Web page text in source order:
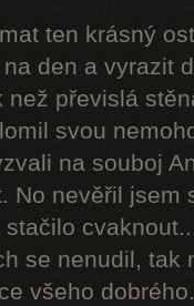
ten krásný
den a vyrazit
převislá
svou
na souboj
No nevěřil jsem
se nenudil, tak
všeho